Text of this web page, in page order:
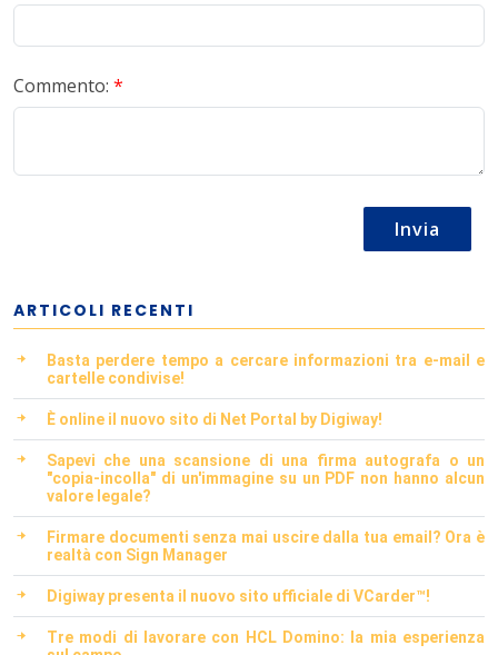
Commento: *
Invia
ARTICOLI RECENTI
Basta perdere tempo a cercare informazioni tra e-mail e
cartelle condivise!
È online il nuovo sito di Net Portal by Digiway!
Sapevi che una scansione di una firma autografa o un
"copia-incolla" di un'immagine su un PDF non hanno alcun
valore legale?
Firmare documenti senza mai uscire dalla tua email? Ora è
realtà con Sign Manager
Digiway presenta il nuovo sito ufficiale di VCarder™!
Tre modi di lavorare con HCL Domino: la mia esperienza